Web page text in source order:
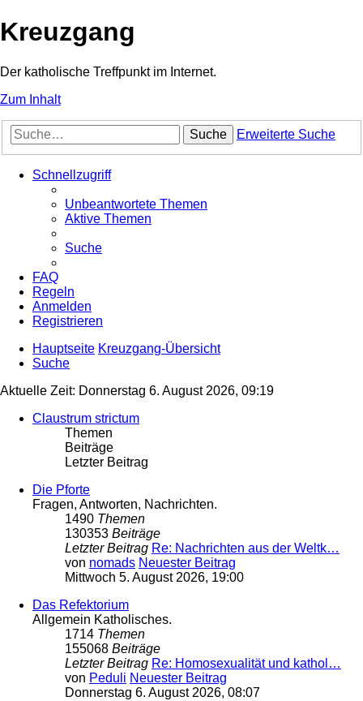
Kreuzgang
Der katholische Treffpunkt im Internet.
Zum Inhalt
Suche Erweiterte Suche
Schnellzugriff
Unbeantwortete Themen
Aktive Themen
Suche
FAQ
Regeln
Anmelden
Registrieren
Hauptseite Kreuzgang-Übersicht
Suche
Aktuelle Zeit: Donnerstag 6. August 2026, 09:19
Claustrum strictum
Themen
Beiträge
Letzter Beitrag
Die Pforte
Fragen, Antworten, Nachrichten.
1490 Themen
130353 Beiträge
Letzter Beitrag Re: Nachrichten aus der Weltk…
von nomads Neuester Beitrag
Mittwoch 5. August 2026, 19:00
Das Refektorium
Allgemein Katholisches.
1714 Themen
155068 Beiträge
Letzter Beitrag Re: Homosexualität und kathol…
von Peduli Neuester Beitrag
Donnerstag 6. August 2026, 08:07